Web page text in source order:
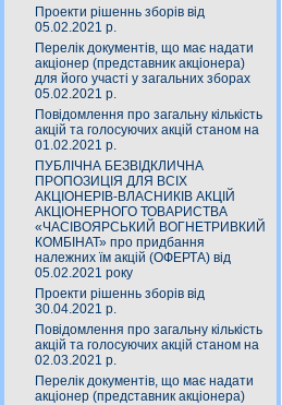
Проекти рішеннь зборів від
05.02.2021 р.
Перелік документів, що має надати
акціонер (представник акціонера)
для його участі у загальних зборах
05.02.2021 р.
Повідомлення про загальну кількість
акцій та голосуючих акцій станом на
01.02.2021 р.
ПУБЛІЧНА БЕЗВІДКЛИЧНА
ПРОПОЗИЦІЯ ДЛЯ ВСІХ
АКЦІОНЕРІВ-ВЛАСНИКІВ АКЦІЙ
АКЦІОНЕРНОГО ТОВАРИСТВА
«ЧАСIВОЯРСЬКИЙ ВОГНЕТРИВКИЙ
КОМБIНАТ» про придбання
належних їм акцій (ОФЕРТА) від
05.02.2021 року
Проекти рішеннь зборів від
30.04.2021 р.
Повідомлення про загальну кількість
акцій та голосуючих акцій станом на
02.03.2021 р.
Перелік документів, що має надати
акціонер (представник акціонера)